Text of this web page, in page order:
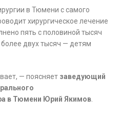
в Тюмени с самого
хирургическое лечение
пять с половиной тысяч
двух тысяч — детям
— поясняет заведующий
в Тюмени Юрий Якимов